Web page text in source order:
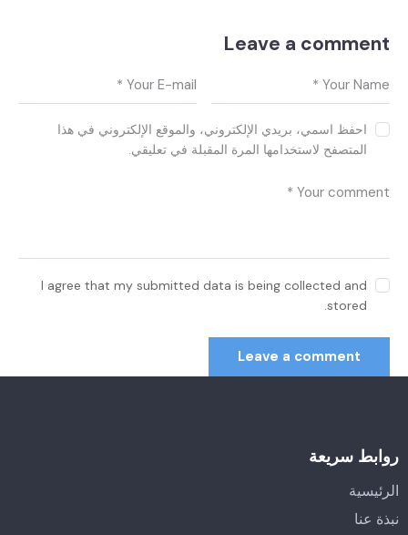
Leave a comment
احفظ اسمي، بريدي الإلكتروني، والموقع الإلكتروني في هذا
المتصفح لاستخدامها المرة المقبلة في تعليقي.
I agree that my submitted data is being collected and
stored.
روابط سريعة
الرئيسية
نبذة عنا